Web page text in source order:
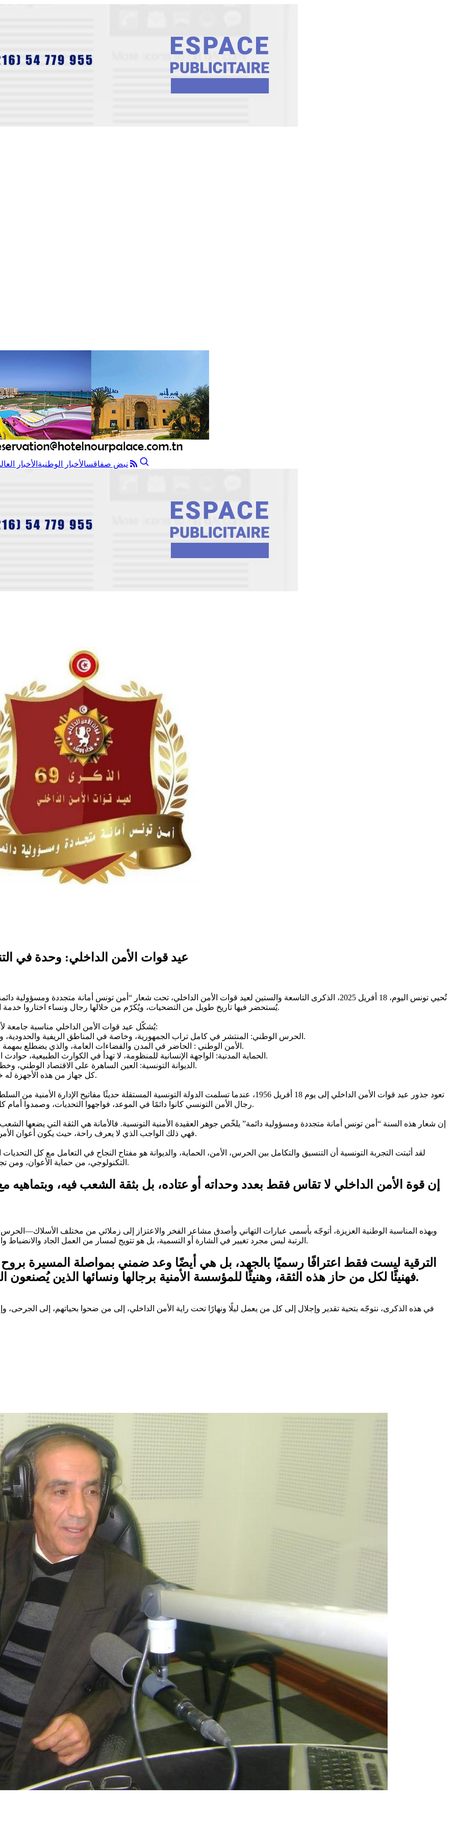
نبض صفاقسالأخبار الوطنية الأخبار
عيد قوات الأمن الداخلي: وحدة في
تُحيي تونس اليوم، 18 أفريل 2025، الذكرى التاسعة والستين لعيد قوات الأمن الداخلي، تحت شعار “أمن تونس أمانة
يُستحضر فيها تاريخ طويل من التضحيات، ويُكرّم من خلالها رجال ونساء اختاروا خدمة الوطن في صمت، وصنعوا بأفعالهم سُورًا منيعًا يحمي الدولة والمجتمع.
يُشكّل عيد قوات الأمن الداخلي مناسبة جامعة لأربعة مكوّنات رئيسية تشكل العمود الفقري للمنظومة الأمنية التونسية:
الحرس الوطني: المنتشر في كامل تراب الجمهورية، وخاصة في المناطق الريفية والحدودية، وهو خط الدفاع الأول في مواجهة التهديدات الإرهابية والجرائم المنظمة.
الأمن الوطني : الحاضر في المدن والفضاءات العامة، والذي يضطلع بمهمة حفظ النظام، حماية الأفراد والممتلكات، والتصدي للجرائم بكل أنواعها.
الحماية المدنية: الواجهة الإنسانية للمنظومة، لا تهدأ في الكوارث الطبيعية، حوادث الطرقات، والحرائق، حيث تكون الأرواح البشرية أولوية لا مساومة فيها.
الديوانة التونسية: العين الساهرة على الاقتصاد الوطني، وخط الدفاع الحدودي ضد التهريب، الغش التجاري، وتدفق المواد الممنوعة.
كل جهاز من هذه الأجهزة له خصوصياته، لكن يجمعهم هدف واحد: حماية تونس، شعبًا وأرضًا وسيادة.
تعود جذور عيد قوات الأمن الداخلي إلى يوم 18 أفريل 1956، عندما تسلمت الدولة التونسية المستقلة حديثًا
رجال الأمن التونسي كانوا دائمًا في الموعد، فواجهوا التحديات، وصمدوا أمام كل المحن، وكانوا دومًا في طليعة المدافعين عن أمن الوطن واستقراره.
إن شعار هذه السنة “أمن تونس أمانة متجددة ومسؤولية دائمة” يلخّص جوهر العقيدة الأمنية التونسية. فالأمانة هي الثقة التي يضعها
فهي ذلك الواجب الذي لا يعرف راحة، حيث يكون أعوان الأمن في الصفوف الأمامية، لا سيما في الأوقات الحرجة والأزمات الكبرى.
لقد أثبتت التجربة التونسية أن التنسيق والتكامل بين الحرس، الأمن، الحماية، والديوانة هو مفتاح النجاح في التعامل مع كل
التكنولوجي، من حماية الأعوان، ومن تجديد التشريعات بما يتماشى مع المعايير الدولية واحترام حقوق الإنسان.
إن قوة الأمن الداخلي لا تقاس فقط بعدد وحداته أو عتاده، بل بثقة الشعب فيه، وبتماهيه
وبهذه المناسبة الوطنية العزيزة، أتوجّه بأسمى عبارات التهاني وأصدق مشاعر الفخر والاعتزاز إلى زملائي من مختلف الأسلاك—الحرس،
الرتبة ليس مجرد تغيير في الشارة أو التسمية، بل هو تتويج لمسار من العمل الجاد والانضباط والتفاني، وهو مسؤولية متجددة تُلقى على عاتق من أثبتوا أنهم أهل للثقة.
الترقية ليست فقط اعترافًا رسميًا بالجهد، بل هي أيضًا وعد ضمني بمواصلة المسيرة
فهنيئًا لكل من حاز هذه الثقة، وهنيئًا للمؤسسة الأمنية برجالها ونسائها الذين يُصنعون المجد على أكتافهم في كل لحظة وفي كل موقع.
في هذه الذكرى، نتوجّه بتحية تقدير وإجلال إلى كل من يعمل ليلًا ونهارًا تحت راية الأمن الداخلي، إلى من ضحوا بحياتهم، إلى